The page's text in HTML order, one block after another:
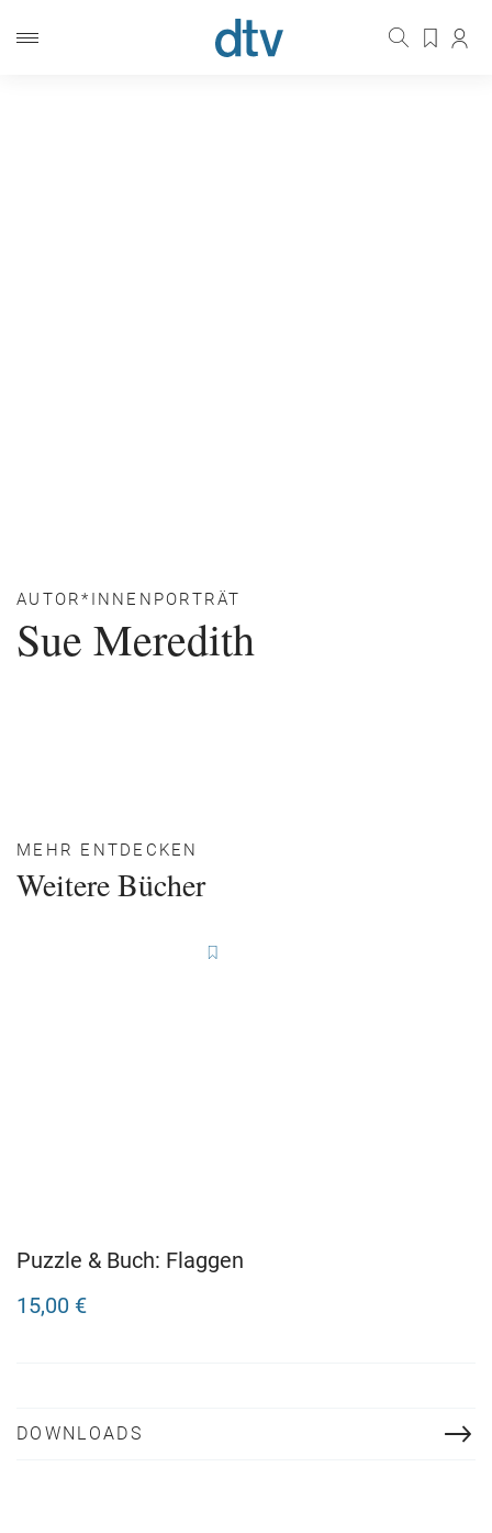
AUTOR*INNENPORTRÄT
Sue Meredith
MEHR ENTDECKEN
Weitere Bücher
Puzzle & Buch: Flaggen
15,00 €
DOWNLOADS